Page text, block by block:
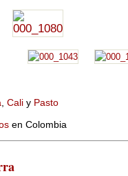
, Cali y Pasto
en Colombia